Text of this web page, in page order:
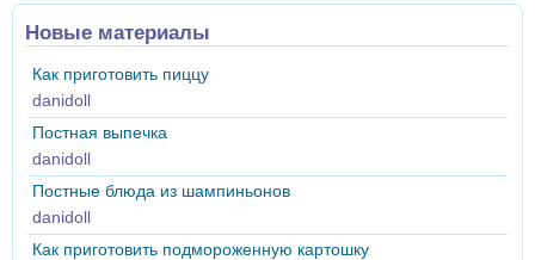
Новые материалы
Как приготовить пиццу
danidoll
Постная выпечка
danidoll
Постные блюда из шампиньонов
danidoll
Как приготовить подмороженную картошку